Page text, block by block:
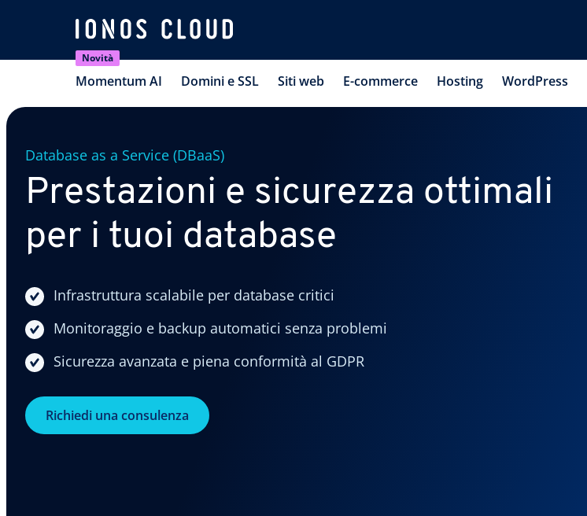
Novità
Momentum AI Domini e SSL Siti web E-commerce Hosting WordPress
Database as a Service (DBaaS)
Prestazioni e sicurezza ottimali
per i tuoi database
Infrastruttura scalabile per database critici
Monitoraggio e backup automatici senza problemi
Sicurezza avanzata e piena conformità al GDPR
Richiedi una consulenza